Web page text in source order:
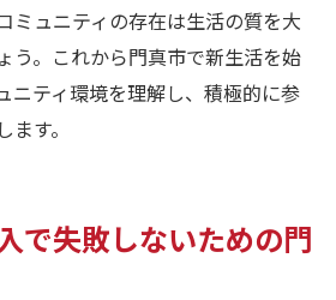
ミュニティの存在は生活の質を大
う。これから門真市で新生活を始
ニティ環境を理解し、積極的に参
す。
で失敗しないための門